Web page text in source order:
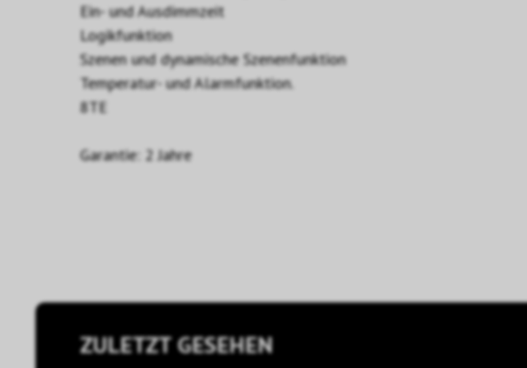
Ein- und Ausdimmzeit
Logikfunktion
Szenen und dynamische Szenenfunktion
Temperatur- und Alarmfunktion.
8TE
Garantie: 2 Jahre
ZULETZT GESEHEN